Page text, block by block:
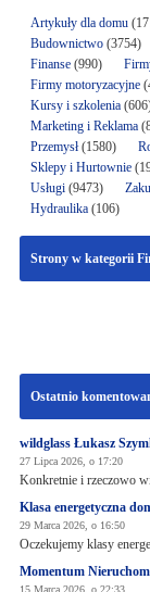
Artykuły dla domu
Budownictwo(3754)
Finanse(990)
Firmy motoryzacyjne
Kursy i szkolenia
Marketing i Reklama
Przemysł(1580)
Sklepy i Hurtownie
Usługi(9473)
Hydraulika(106)
Strony w kategorii
Ostatnio
wildglass Łukasz
27 Lipca 2026, o 17:20
Konkretnie i rzeczowo
Klasa energetyczna
29 Marca 2026, o 16:50
Oczekujemy klasy
Momentum
15 Marca 2026, o 22:33